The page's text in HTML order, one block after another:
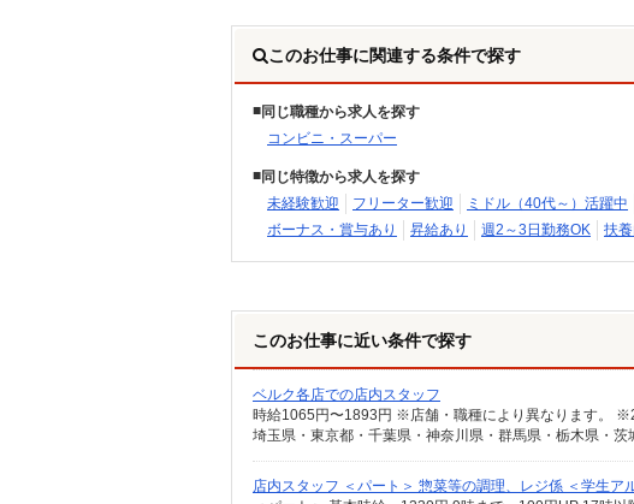
このお仕事に関連する条件で探す
同じ職種から求人を探す
コンビニ・スーパー
同じ特徴から求人を探す
未経験歓迎
フリーター歓迎 ミドル（40代～）活躍中
ボーナス・賞与あり
昇給あり 週2～3日勤務OK 扶
このお仕事に近い条件で探す
ベルク各店での店内スタッフ
店内スタッフ ＜パート＞ 惣菜等の調理、レジ係 ＜学生ア